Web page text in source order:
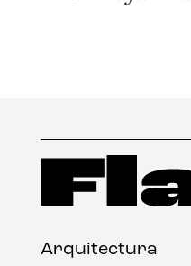
Arquitectura